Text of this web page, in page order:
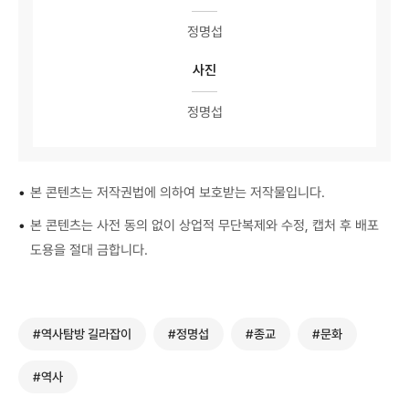
정명섭
사진
정명섭
• 본 콘텐츠는 저작권법에 의하여 보호받는 저작물입니다.
• 본 콘텐츠는 사전 동의 없이 상업적 무단복제와 수정, 캡처 후 배포
도용을 절대 금합니다.
#역사탐방 길라잡이 #정명섭 #종교 #문화
#역사